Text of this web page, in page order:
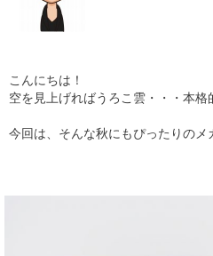
ブログ
採用
こんにちは！
空を見上げればうろこ雲・・・本格
今回は、そんな秋にもぴったりのメ